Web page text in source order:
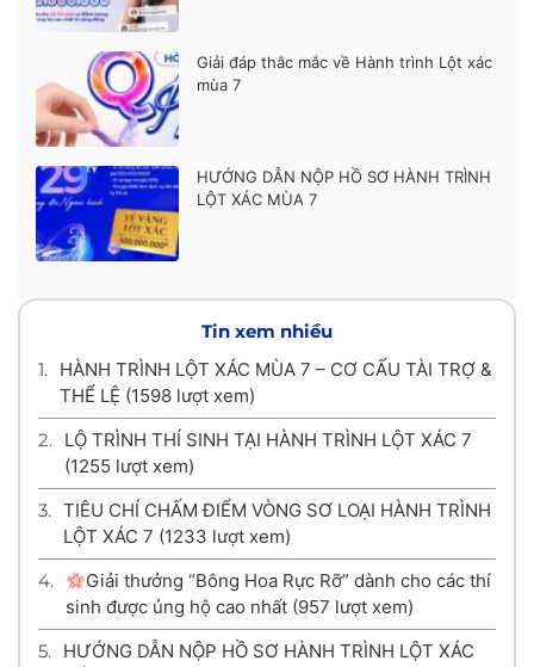
Giải đáp thắc mắc về Hành trình Lột xác
mùa 7
HƯỚNG DẪN NỘP HỒ SƠ HÀNH TRÌNH
LỘT XÁC MÙA 7
Tin xem nhiều
1. HÀNH TRÌNH LỘT XÁC MÙA 7 – CƠ CẤU TÀI TRỢ &
THỂ LỆ (1598 lượt xem)
2.
LỘ TRÌNH THÍ SINH TẠI HÀNH TRÌNH LỘT XÁC 7
(1255 lượt xem)
3. TIÊU CHÍ CHẤM ĐIỂM VÒNG SƠ LOẠI HÀNH TRÌNH
LỘT XÁC 7 (1233 lượt xem)
4.
Giải thưởng “Bông Hoa Rực Rỡ” dành cho các thí
sinh được ủng hộ cao nhất (957 lượt xem)
5. HƯỚNG DẪN NỘP HỒ SƠ HÀNH TRÌNH LỘT XÁC